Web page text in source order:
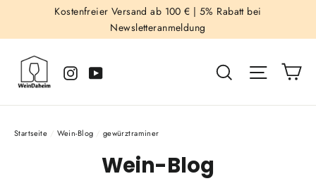
Kostenfreier Versand ab 100 € |5% Rabatt bei
Newsletteranmeldung
Instagram Suche
Startseite / Wein-Blog / gewürztraminer
Wein-Blog